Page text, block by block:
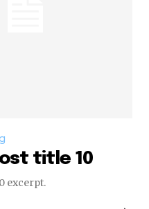
title 10
excerpt.